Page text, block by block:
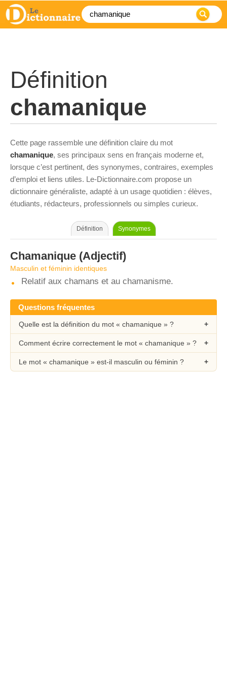
Définition
chamanique
Cette page rassemble une définition claire du mot
chamanique, ses principaux sens en français moderne et,
lorsque c’est pertinent, des synonymes, contraires, exemples
d’emploi et liens utiles. Le-Dictionnaire.com propose un
dictionnaire généraliste, adapté à un usage quotidien : élèves,
étudiants, rédacteurs, professionnels ou simples curieux.
Définition Synonymes
Chamanique (Adjectif)
Masculin et féminin identiques
Relatif aux chamans et au chamanisme.
Questions fréquentes
Quelle est la définition du mot « chamanique » ?
Comment écrire correctement le mot « chamanique » ?
Le mot « chamanique » est-il masculin ou féminin ?